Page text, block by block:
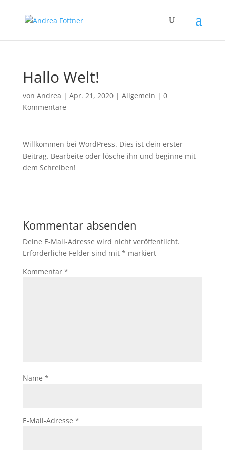
Hallo Welt!
von Andrea | Apr. 21, 2020| Allgemein | 0
Kommentare
Willkommen bei WordPress. Dies ist dein erster
Beitrag. Bearbeite oder lösche ihn und beginne mit
dem Schreiben!
Kommentar absenden
Deine E-Mail-Adresse wird nicht veröffentlicht.
Erforderliche Felder sind mit * markiert
Kommentar *
Name *
E-Mail-Adresse *